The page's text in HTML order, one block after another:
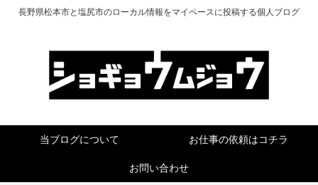
長野県松本市と塩尻市のローカル情報をマイペースに投稿する個人ブログ
当ブログについて お仕事の依頼はコチラ
お問い合わせ